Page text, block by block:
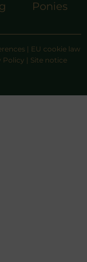
Ponies
| EU cookie law
Policy | Site notice